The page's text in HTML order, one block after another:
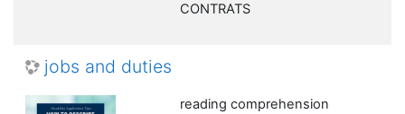
CONTRATS
jobs and duties
reading comprehension